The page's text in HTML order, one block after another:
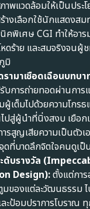
าพแวดล้อมให้เป็นประ
างเลือกใช้นักแสดงส
คพิเศษ CGI ทำให้อา
ดร้าย และสมจริงจนผู้
มิ
ามาเชือดเฉือนบทบ
รับการถ่ายทอดผ่านกา
ผู้เต็มไปด้วยความโกร
ปสู่ผู้นำที่นิ่งสงบ เยือกเ
ารสูญเสียความเป็นตัว
ดที่บาดลึกจิตใจคนดูเป็
ดับรางวัล
Design):ตั้งแต่กา
มของแต่ละวัฒนธรรม
ะป้อมปราการโบราณ